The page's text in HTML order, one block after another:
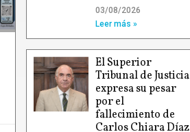
03/08/2026
Leer más »
El Superior
Tribunal de Justicia
expresa su pesar
por el
fallecimiento de
Carlos Chiara Díaz